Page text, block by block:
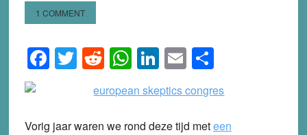
1 COMMENT
Facebook
Twitter
Reddit
WhatsApp
LinkedIn
EmailShare
Vorig jaar waren we rond deze tijd meteen